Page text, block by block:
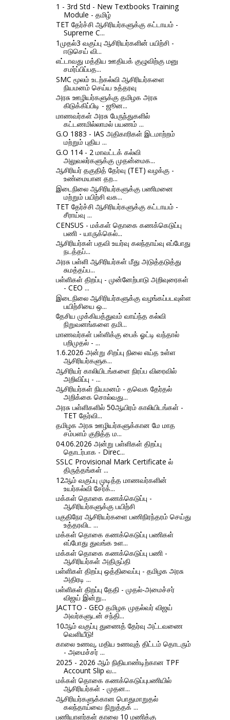
1 - 3rd Std - New Textbooks Training
Module - தமிழ்
TET தேர்ச்சி ஆசிரியர்களுக்கு கட்டாயம் -
Supreme C...
1முதல்3 வகுப்பு ஆசிரியர்களின் பயிற்சி -
ஈடுசெய் வி...
எட்டாவது மத்திய ஊதியக் குழுவிற்கு மனு
சமர்ப்பிப்பத...
SMC மூலம் உடற்கல்வி ஆசிரியர்களை
நியமனம் செய்ய உத்தரவு
அரசு ஊழியர்களுக்கு தமிழக அரசு
கிடுக்கிப்பிடி - ஜூன...
மாணவர்கள் அரசு பேருந்துகளில்
கட்டணமில்லாமல் பயணம் ...
G.O 1883 - IAS அதிகாரிகள் இடமாற்றம்
மற்றும் புதிய ...
G.O 114 - 2 மாவட்டக் கல்வி
அலுவலர்களுக்கு முதன்மைக...
ஆசிரியர் தகுதித் தேர்வு (TET) வழக்கு -
உண்மையான தற...
இடைநிலை ஆசிரியர்களுக்கு பணிமனை
மற்றும் பயிற்சி வக...
TET தேர்ச்சி ஆசிரியர்களுக்கு கட்டாயம் -
சீராய்வு ...
CENSUS - மக்கள் தொகை கணக்கெடுப்பு
பணி - யாருக்கெல்...
ஆசிரியர்கள் பதவி உயர்வு கலந்தாய்வு எப்போது
நடத்தப்...
அரசு பள்ளி ஆசிரியர்கள் மீது அடுத்தடுத்து
சுமத்தப்ப...
பள்ளிகள் திறப்பு - முன்னேற்பாடு அறிவுரைகள்
- CEO ...
இடைநிலை ஆசிரியர்களுக்கு வழங்கப்படவுள்ள
பயிற்சியை ஒ...
தேசிய முக்கியத்துவம் வாய்ந்த கல்வி
நிறுவனங்களை தமி...
மாணவர்கள் பள்ளிக்கு பைக் ஓட்டி வந்தால்
பறிமுதல் - ...
1.6.2026 அன்று சிறப்பு நிலை எய்த உள்ள
ஆசிரியர்களுக...
ஆசிரியர் காலியிடங்களை நிரப்ப விரைவில்
அறிவிப்பு - ...
ஆசிரியர்கள் நியமனம் - தவெக தேர்தல்
அறிக்கை சொல்வது...
அரசு பள்ளிகளில் 50ஆயிரம் காலியிடங்கள் -
TET தேர்வி...
தமிழக அரசு ஊழியர்களுக்கான மே மாத
சம்பளம் குறித்த ம...
04.06.2026 அன்று பள்ளிகள் திறப்பு
தொடர்பாக - Direc...
SSLC Provisional Mark Certificate ல்
திருத்தங்கள் ...
12ஆம் வகுப்பு முடித்த மாணவர்களின்
உயர்கல்வி சேர்க்...
மக்கள் தொகை கணக்கெடுப்பு -
ஆசிரியர்களுக்கு பயிற்சி
பகுதிநேர ஆசிரியர்களை பணிநிரந்தரம் செய்து
உத்தரவிட ...
மக்கள் தொகை கணக்கெடுப்பு பணிகள்
எப்போது துவங்க உள...
மக்கள் தொகை கணக்கெடுப்பு பணி -
ஆசிரியர்கள் அதிருப்தி
பள்ளிகள் திறப்பு ஒத்திவைப்பு - தமிழக அரசு
அதிரடி ...
பள்ளிகள் திறப்பு தேதி - முதல்-அமைச்சர்
விஜய் இன்று...
JACTTO - GEO தமிழக முதல்வர் விஜய்
அவர்களுடன் சந்தி...
10ஆம் வகுப்பு துணைத் தேர்வு அட்டவணை
வெளியீடு!
காலை உணவு, மதிய உணவுத் திட்டம் தொடரும்
- அமைச்சர் ...
2025 - 2026 ஆம் நிதியாண்டிற்கான TPF
Account Slip வ...
மக்கள் தொகை கணக்கெடுப்புபணியில்
ஆசிரியர்கள் - முதன...
ஆசிரியர்களுக்கான பொதுமாறுதல்
கலந்தாய்வை நிறுத்தக் ...
பணியாளர்கள் காலை 10 மணிக்கு